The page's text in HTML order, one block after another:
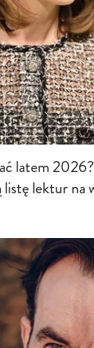
latem
listę lektur na